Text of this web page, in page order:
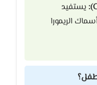
يستفيد
الريمورا